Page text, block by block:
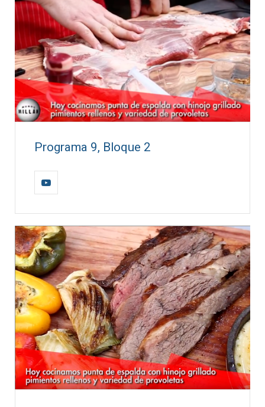
Programa 9, Bloque 2